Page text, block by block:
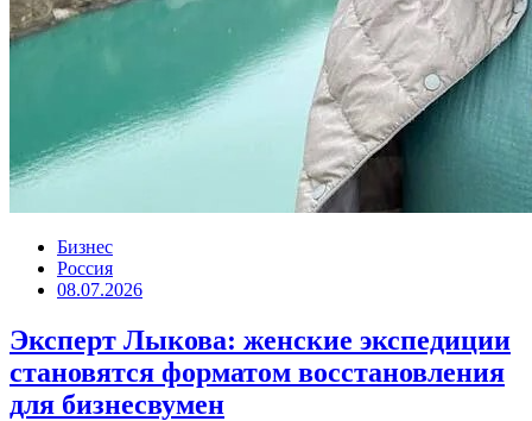
Бизнес
Россия
08.07.2026
Эксперт Лыкова: женские экспедиции
становятся форматом восстановления
для бизнесвумен